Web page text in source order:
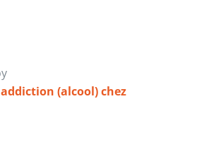
(alcool) chez